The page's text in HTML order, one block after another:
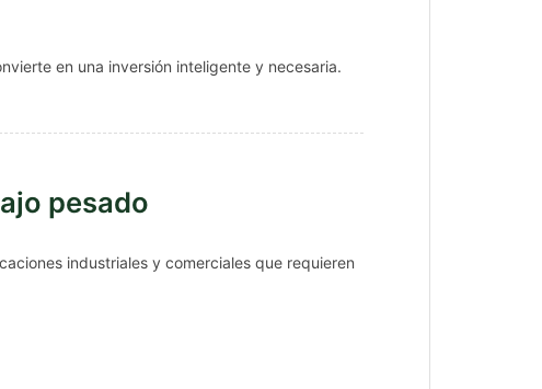
en una inversión inteligente y necesaria.
pesado
industriales y comerciales que requieren